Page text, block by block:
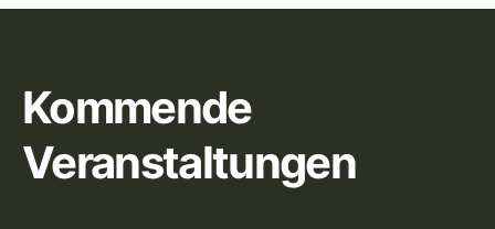
Beiträge
Kommende
Veranstaltungen